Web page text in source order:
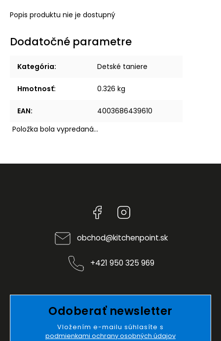
Popis produktu nie je dostupný
Dodatočné parametre
Kategória: Detské taniere
Hmotnosť: 0.326 kg
EAN:
4003686439610
Položka bola vypredaná…
Facebook
obchod@kitchenpoint.sk
+421 950 325 969
Odoberať newsletter
Vložením e-mailu súhlasíte s
podmienkami ochrany osobných údajov